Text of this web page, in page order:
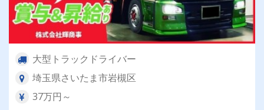
大型トラックドライバー
埼玉県さいたま市岩槻区
37万円～